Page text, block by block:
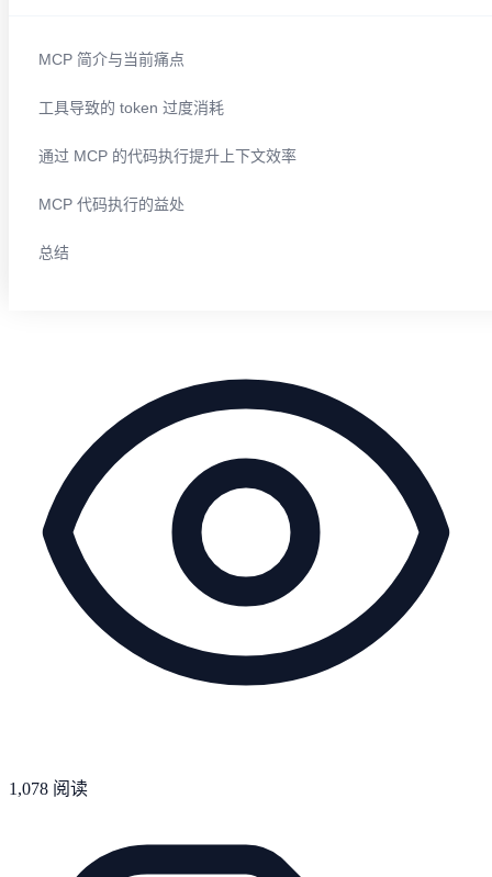
MCP 简介与当前痛点
工具导致的 token 过度消耗
通过 MCP 的代码执行提升上下文效率
MCP 代码执行的益处
总结
1,078 阅读